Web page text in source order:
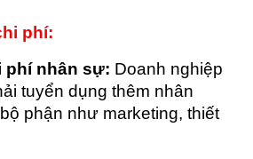
phí:
phí nhân sự: Doanh nghiệp
tuyển dụng thêm nhân
phận như marketing, thiết